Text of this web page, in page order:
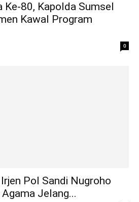
Ke-80, Kapolda Sumsel
Kawal Program
0
Pol Sandi Nugroho
Jelang...